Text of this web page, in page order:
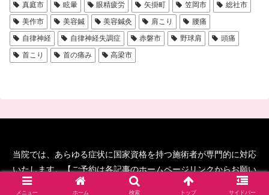
真庭市
眩暈 眼精疲労 矢掛町 笠岡市
総社市
美作市
美容鍼 美容鍼灸 肩こり
腰痛
自律神経
自律神経失調症 赤磐市 野球肩
頭痛
首こり
首の痛み 高梁市
当院では、あらゆる症状に国家資格を持つ施術者が専門的に対応
いたします。【ご予約は各記事のホームページリンクからお願い
します！】
メニュー ホーム 検索 トップ サイドバー